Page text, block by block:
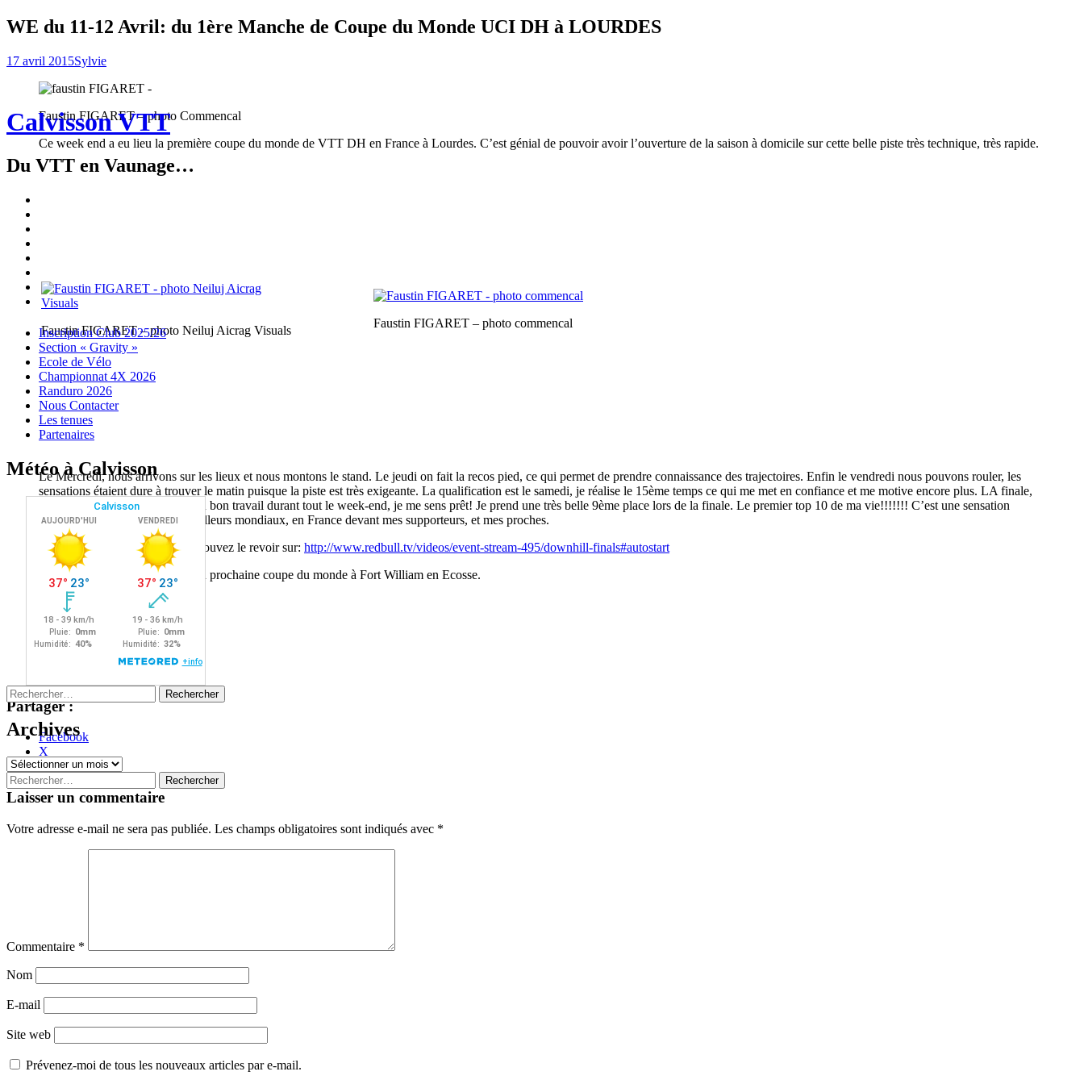
Calvisson VTT
Du VTT en Vaunage…
Contacter
Les
tenues
Partenaires
Menu
Widgets
Recherche
Aller
contenu
Inscription Club 2025/26
Section « Gravity »
Ecole de Vélo
Championnat 4X 2026
Randuro 2026
Nous Contacter
Les tenues
Partenaires
Météo à Calvisson
Rechercher :
Archives
Archives
Rechercher :
WE du 11-12 Avril: du 1ère Manche de Coupe du Monde UCI DH à LOURDES
17 avril 2015Sylvie
Faustin FIGARET – photo Commencal
Ce week end a eu lieu la première coupe du monde de VTT DH en France à Lourdes. C’est génial de pouvoir avoir l’ouverture de la saison à domicile sur cette belle piste très technique, très rapide.
Faustin FIGARET – photo Neiluj Aicrag Visuals
Faustin FIGARET – photo commencal
Le Mercredi, nous arrivons sur les lieux et nous montons le stand. Le jeudi on fait la recos pied, ce qui permet de prendre connaissance des trajectoires. Enfin le vendredi nous pouvons rouler, les
sensations étaient dure à trouver le matin puisque la piste est très exigeante. La qualification est le samedi, je réalise le 15ème temps ce qui me met en confiance et me motive encore plus. LA finale,
LE jour J.. Après avoir réalisé un bon travail durant tout le week-end, je me sens prêt! Je prend une très belle 9ème place lors de la finale. Le premier top 10 de ma vie!!!!!!! C’est une sensation
énorme d’être parmi les tous meilleurs mondiaux, en France devant mes supporteurs, et mes proches.
Mon run est une réussite, vous pouvez le revoir sur: http://www.redbull.tv/videos/event-stream-495/downhill-finals#autostart
J’aurais donc le numéro 10 sur la prochaine coupe du monde à Fort William en Ecosse.
Merci de votre confiance,
Faustin FIGARET
Partager :
Facebook
X
Navigation
articles
←
→
Laisser un commentaire
Votre adresse e-mail ne sera pas publiée. Les champs obligatoires sont indiqués avec *
Commentaire *
Nom
E-mail
Site web
Prévenez-moi de tous les nouveaux articles par e-mail.